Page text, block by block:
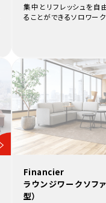
集中とリフレッシュを自
ることができるソロワー
Financier
ラウンジワークソフ
型）